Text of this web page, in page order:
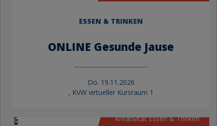
ESSEN & TRINKEN
ONLINE Gesunde Jause
Do. 19.11.2026
, KVW virtueller Kursraum 1
KVW Bildung Kreativität Essen & Trinken